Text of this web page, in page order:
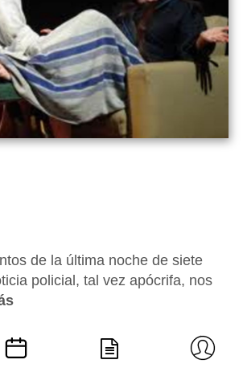
de la última noche de siete
policial, tal vez apócrifa, nos